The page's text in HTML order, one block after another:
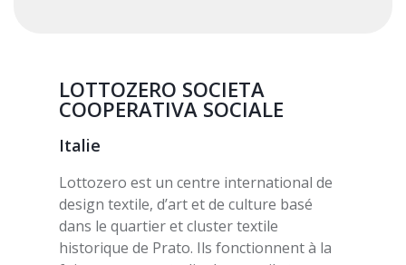
LOTTOZERO SOCIETA
COOPERATIVA SOCIALE
Italie
Lottozero est un centre international de
design textile, d’art et de culture basé
dans le quartier et cluster textile
historique de Prato. Ils fonctionnent à la